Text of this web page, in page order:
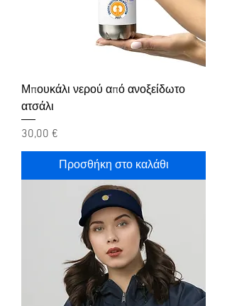
Μπουκάλι νερού από ανοξείδωτο
ατσάλι
Τιμή
30,00 €
Προσθήκη στο καλάθι